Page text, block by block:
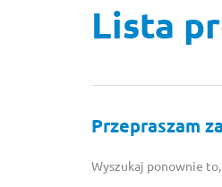
Lista
Przepraszam
Wyszukaj ponownie